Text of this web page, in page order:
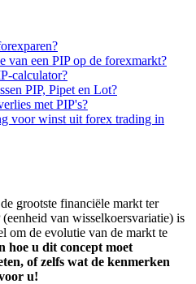
van een PIP op de forexmarkt?
calculator?
PIP, Pipet en Lot?
met PIP's?
voor winst uit forex trading in
grootste financiële markt ter
van wisselkoersvariatie) is
om de evolutie van de markt te
hoe u dit concept moet
of zelfs wat de kenmerken
u!